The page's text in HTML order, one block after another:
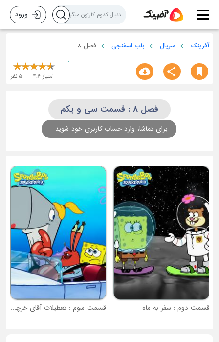
ورود
آفرینک سریال باب اسفنجی فصل 8
امتیاز 4.6
5 نفر
فصل 8 : قسمت سی و یکم
برای تماشا، وارد حساب کاربری خود شوید
قسمت دوم : سفر به ماه قسمت سوم : تعطیلات آقای خرچنگ